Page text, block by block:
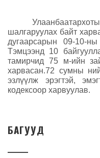
шалгаруулах байт
дугаарсарын 09-10-ны
Тэмцээнд 10
тамирчид 75 м-ийн
харвасан.72 сумны
эзлүүлж эрэгтэй,
кодексоор харвуулав.
БАГУУД